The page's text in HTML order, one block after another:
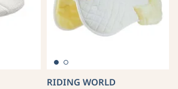
RIDING WORLD